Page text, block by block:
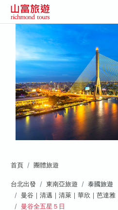
首頁 團體旅遊
台北出發 東南亞旅遊
泰國旅遊
曼谷｜清邁｜清萊｜華欣｜芭達雅
曼谷全五星５日